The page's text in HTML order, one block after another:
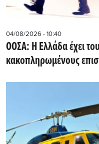
04/08/2026 - 10:40
ΟΟΣΑ: Η Ελλάδα έχει
κακοπληρωμένους